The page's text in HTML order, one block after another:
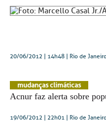
20/06/2012 | 14h48 | Rio de
mudanças climáticas
Acnur faz alerta sobre
19/06/2012 | 22h01 | Rio de